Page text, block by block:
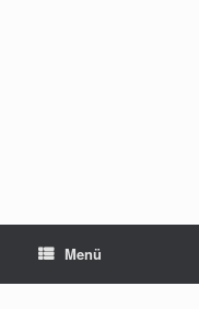
Menü